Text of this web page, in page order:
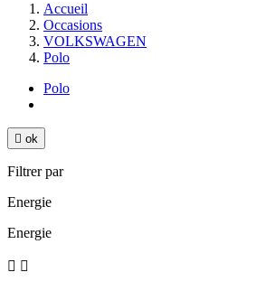
Accueil
Occasions
VOLKSWAGEN
Polo
Polo
 ok
Filtrer par
Energie
Energie
 